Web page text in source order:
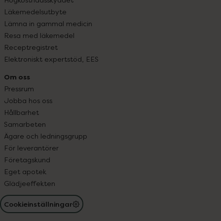
Läkemedelsutbyte
Lämna in gammal medicin
Resa med läkemedel
Receptregistret
Elektroniskt expertstöd, EES
Om oss
Pressrum
Jobba hos oss
Hållbarhet
Samarbeten
Ägare och ledningsgrupp
För leverantörer
Företagskund
Eget apotek
Glädjeeffekten
Cookieinställningar